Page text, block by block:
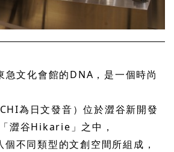
文化會館的DNA，是一個時尚
為日文發音）位於澀谷新開發
澀谷Hikarie」之中，
不同類型的文創空間所組成，